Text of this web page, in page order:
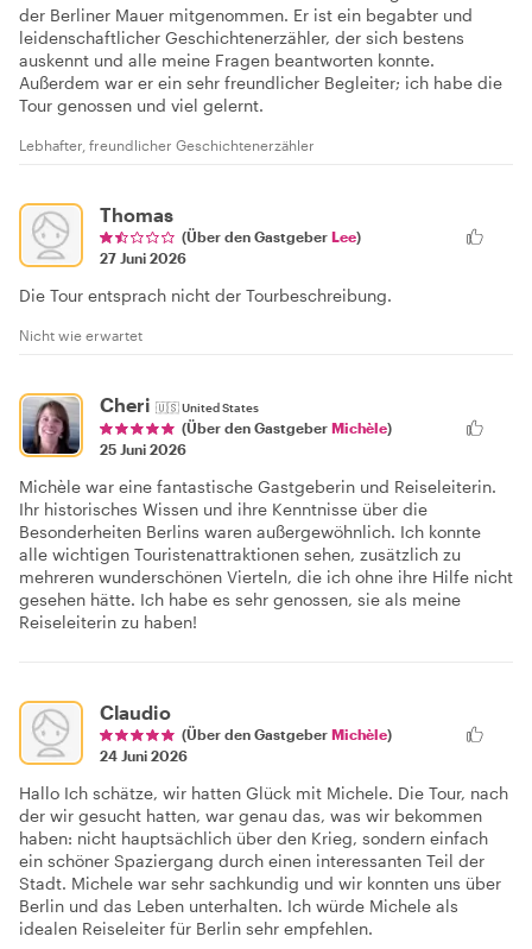
der Berliner Mauer mitgenommen. Er ist ein begabter und
leidenschaftlicher Geschichtenerzähler, der sich bestens
auskennt und alle meine Fragen beantworten konnte.
Außerdem war er ein sehr freundlicher Begleiter; ich habe die
Tour genossen und viel gelernt.
Lebhafter, freundlicher Geschichtenerzähler
Thomas
(Über den Gastgeber Lee)
27 Juni 2026
Die Tour entsprach nicht der Tourbeschreibung.
Nicht wie erwartet
Cheri 🇺🇸United States
(Über den Gastgeber Michèle)
25 Juni 2026
Michèle war eine fantastische Gastgeberin und Reiseleiterin.
Ihr historisches Wissen und ihre Kenntnisse über die
Besonderheiten Berlins waren außergewöhnlich. Ich konnte
alle wichtigen Touristenattraktionen sehen, zusätzlich zu
mehreren wunderschönen Vierteln, die ich ohne ihre Hilfe nicht
gesehen hätte. Ich habe es sehr genossen, sie als meine
Reiseleiterin zu haben!
Claudio
(Über den Gastgeber Michèle)
24 Juni 2026
Hallo Ich schätze, wir hatten Glück mit Michele. Die Tour, nach
der wir gesucht hatten, war genau das, was wir bekommen
haben: nicht hauptsächlich über den Krieg, sondern einfach
ein schöner Spaziergang durch einen interessanten Teil der
Stadt. Michele war sehr sachkundig und wir konnten uns über
Berlin und das Leben unterhalten. Ich würde Michele als
idealen Reiseleiter für Berlin sehr empfehlen.